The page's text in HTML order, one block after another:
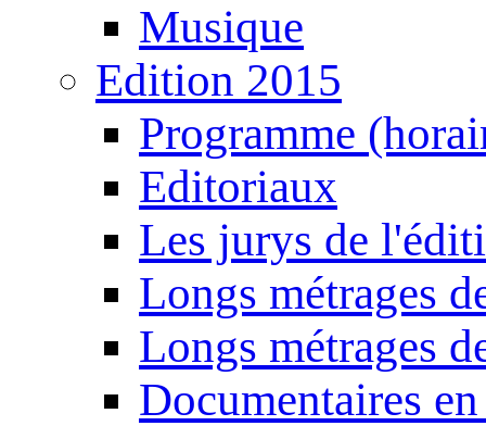
Musique
Edition 2015
Programme
Editoriaux
Les jurys de
Longs métrages
Longs métrages
Documentaires